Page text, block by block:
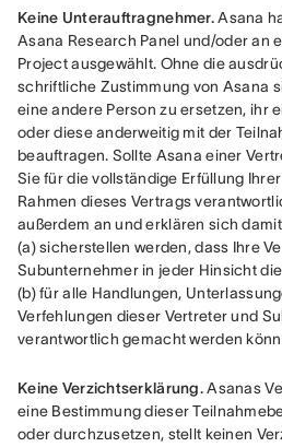
Keine Unterauftragnehmer. Asana
Asana Research Panel und/oder an
Project ausgewählt. Ohne die
schriftliche Zustimmung von Asana
eine andere Person zu ersetzen, ihr
oder diese anderweitig mit der
beauftragen. Sollte Asana einer
Sie für die vollständige Erfüllung
Rahmen dieses Vertrags
außerdem an und erklären sich
(a) sicherstellen werden, dass Ihre
Subunternehmer in jeder Hinsicht
(b) für alle Handlungen,
Verfehlungen dieser Vertreter und
verantwortlich gemacht werden
Keine Verzichtserklärung. Asanas
eine Bestimmung dieser
oder durchzusetzen, stellt keinen